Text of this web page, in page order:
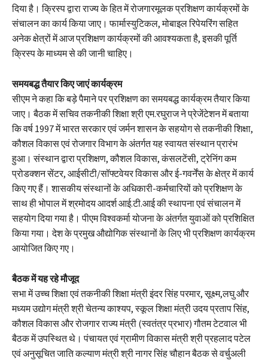
दिया है। क्रिस्प द्वारा राज्य के हित में रोजगारमूलक प्रशिक्षण कार्यक्रमों के
संचालन का कार्य किया जाए। फार्मास्युटिकल, मोबाइल रिपेयरिंग सहित
अनेक क्षेत्रों में आज प्रशिक्षण कार्यक्रमों की आवश्यकता है, इसकी पूर्ति
क्रिस्प के माध्यम से की जानी चाहिए।
समयबद्ध तैयार किए जाएं कार्यक्रम
सीएम ने कहा कि बड़े पैमाने पर प्रशिक्षण का समयबद्ध कार्यक्रम तैयार किया
जाए। बैठक में सचिव तकनीकी शिक्षा श्री एम.रघुराज ने प्रेजेंटेशन में बताया
कि वर्ष 1997 में भारत सरकार एवं जर्मन शासन के सहयोग से तकनीकी शिक्षा,
कौशल विकास एवं रोजगार विभाग के अंतर्गत यह स्वायत संस्थान प्रारंभ
हुआ। संस्थान द्वारा प्रशिक्षण, कौशल विकास, कंसलटेंसी, ट्रेनिंग कम
प्रोडक्शन सेंटर, आईसीटी/सॉफ्टवेयर विकास और ई-गवर्नेंस के क्षेत्र में कार्य
किए गए हैं। शासकीय संस्थानों के अधिकारी-कर्मचारियों को प्रशिक्षण के
साथ ही भोपाल में श्रमोदय आदर्श आई.टी.आई की स्थापना एवं संचालन में
सहयोग दिया गया है। पीएम विश्वकर्मा योजना के अंतर्गत युवाओं को प्रशिक्षित
किया गया। देश के प्रमुख औद्योगिक संस्थानों के लिए भी प्रशिक्षण कार्यक्रम
आयोजित किए गए।
बैठक में यह रहे मौजूद
सभा में उच्च शिक्षा एवं तकनीकी शिक्षा मंत्री इंदर सिंह परमार, सूक्ष्म,लघु और
मध्यम उद्योग मंत्री श्री चेतन्य काश्यप, स्कूल शिक्षा मंत्री उदय प्रताप सिंह,
कौशल विकास और रोजगार राज्य मंत्री (स्वतंत्र प्रभार) गौतम टेटवाल भी
बैठक में उपस्थित थे। पंचायत एवं ग्रामीण विकास मंत्री श्री प्रहलाद पटेल
एवं अनुसूचित जाति कल्याण मंत्री श्री नागर सिंह चौहान बैठक से वर्चुअली